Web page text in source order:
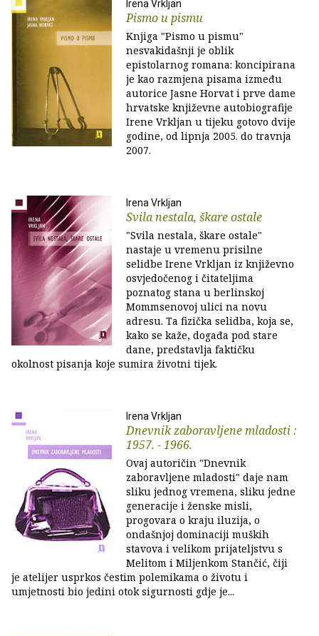
Irena Vrkljan
Pismo u pismu
Knjiga "Pismo u pismu"
nesvakidašnji je oblik
epistolarnog romana: koncipirana
je kao razmjena pisama između
autorice Jasne Horvat i prve dame
hrvatske književne autobiografije
Irene Vrkljan u tijeku gotovo dvije
godine, od lipnja 2005. do travnja
2007.
Irena Vrkljan
Svila nestala, škare ostale
"Svila nestala, škare ostale"
nastaje u vremenu prisilne
selidbe Irene Vrkljan iz književno
osvjedočenog i čitateljima
poznatog stana u berlinskoj
Mommsenovoj ulici na novu
adresu. Ta fizička selidba, koja se,
kako se kaže, događa pod stare
dane, predstavlja faktičku
okolnost pisanja koje sumira životni tijek.
Irena Vrkljan
Dnevnik zaboravljene mladosti :
1957. - 1966.
Ovaj autoričin "Dnevnik
zaboravljene mladosti" daje nam
sliku jednog vremena, sliku jedne
generacije i ženske misli,
progovara o kraju iluzija, o
ondašnjoj dominaciji muških
stavova i velikom prijateljstvu s
Melitom i Miljenkom Stančić, čiji
je atelijer usprkos čestim polemikama o životu i
umjetnosti bio jedini otok sigurnosti gdje je...